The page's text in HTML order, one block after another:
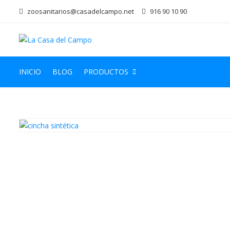
zoosanitarios@casadelcampo.net 916 90 10 90
INICIO BLOG PRODUCTOS